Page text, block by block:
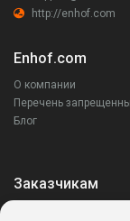
http://enhof.com
Enhof.com
О компании
Перечень
Блог
Заказчикам